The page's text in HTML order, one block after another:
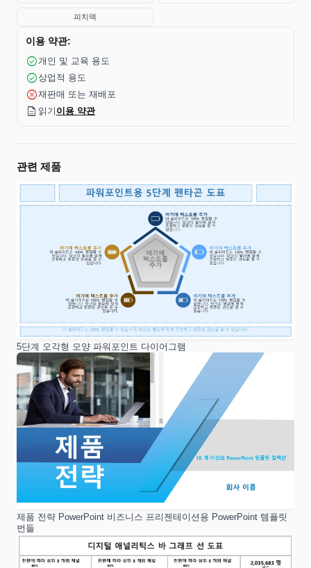
피치덱
이용 약관:
check_circle 개인 및 교육 용도
check_circle상업적 용도
cancel재판매 또는 재배포
description 읽기 이용 약관
관련 제품
5단계 오각형 모양 파워포인트 다이어그램
제품 전략 PowerPoint 비즈니스 프리젠테이션용 PowerPoint 템플릿
번들